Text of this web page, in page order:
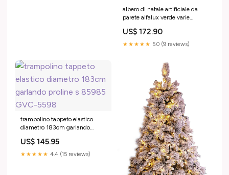
albero di natale artificiale da
parete alfalux verde varie
US$ 172.90
★★★★★ 5.0 (9 reviews)
trampolino tappeto elastico
diametro 183cm garlando
US$ 145.95
★★★★★ 4.4 (15 reviews)